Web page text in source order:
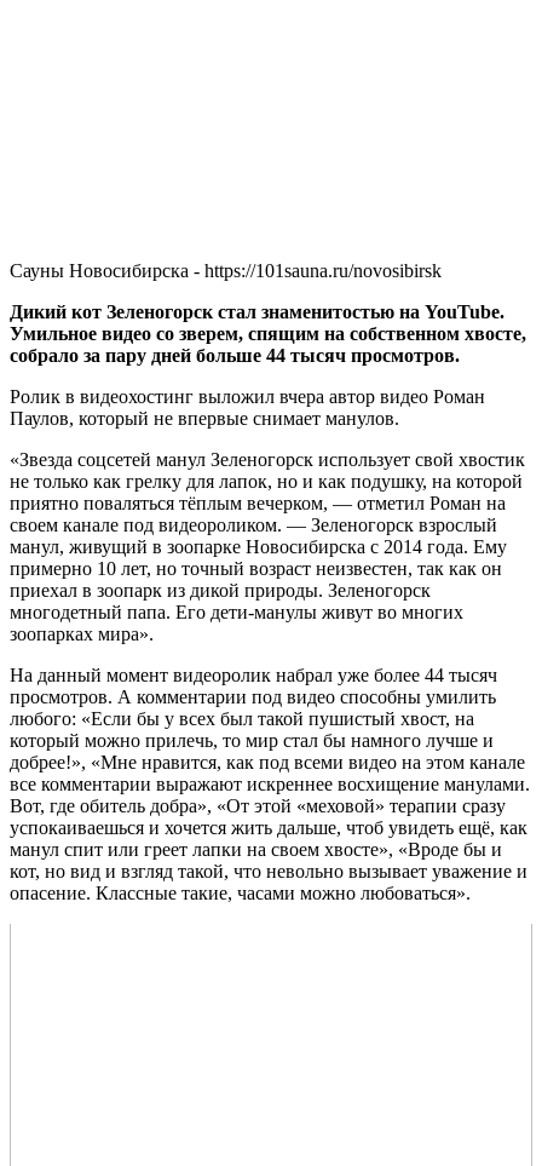
Сауны Новосибирска - https://101sauna.ru/novosibirsk
Дикий кот Зеленогорск стал знаменитостью на YouTube.
Умильное видео со зверем, спящим на собственном хвосте,
собрало за пару дней больше 44 тысяч просмотров.
Ролик в видеохостинг выложил вчера автор видео Роман
Паулов, который не впервые снимает манулов.
«Звезда соцсетей манул Зеленогорск использует свой хвостик
не только как грелку для лапок, но и как подушку, на которой
приятно поваляться тёплым вечерком, — отметил Роман на
своем канале под видеороликом. — Зеленогорск взрослый
манул, живущий в зоопарке Новосибирска с 2014 года. Ему
примерно 10 лет, но точный возраст неизвестен, так как он
приехал в зоопарк из дикой природы. Зеленогорск
многодетный папа. Его дети-манулы живут во многих
зоопарках мира».
На данный момент видеоролик набрал уже более 44 тысяч
просмотров. А комментарии под видео способны умилить
любого: «Если бы у всех был такой пушистый хвост, на
который можно прилечь, то мир стал бы намного лучше и
добрее!», «Мне нравится, как под всеми видео на этом канале
все комментарии выражают искреннее восхищение манулами.
Вот, где обитель добра», «От этой «меховой» терапии сразу
успокаиваешься и хочется жить дальше, чтоб увидеть ещё, как
манул спит или греет лапки на своем хвосте», «Вроде бы и
кот, но вид и взгляд такой, что невольно вызывает уважение и
опасение. Классные такие, часами можно любоваться».